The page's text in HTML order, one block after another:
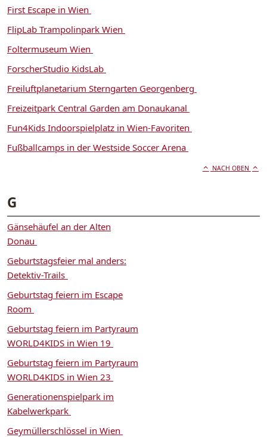
First Escape in Wien
FlipLab Trampolinpark Wien
Foltermuseum Wien
ForscherStudio KidsLab
Freiluftplanetarium Sterngarten Georgenberg
Freizeitpark Central Garden am Donaukanal
Fun4Kids Indoorspielplatz in Wien-Favoriten
Fußballcamps in der Westside Soccer Arena
NACH OBEN
G
Gänsehäufel an der Alten
Donau
Geburtstagsfeier mal anders:
Detektiv-Trails
Geburtstag feiern im Escape
Room
Geburtstag feiern im Partyraum
WORLD4KIDS in Wien 19
Geburtstag feiern im Partyraum
WORLD4KIDS in Wien 23
Generationenspielpark im
Kabelwerkpark
Geymüllerschlössel in Wien